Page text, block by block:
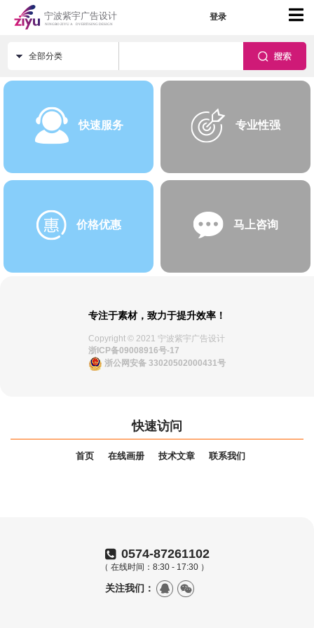
登录
全部分类
快速服务 专业性强
价格优惠 马上咨询
专注于素材，致力于提升效率！
Copyright © 2021 宁波紫宇广告设计
浙ICP备09008916号-17
浙公网安备 33020502000431号
快速访问
首页 在线画册 技术文章 联系我们
0574-87261102
（ 在线时间：8:30 - 17:30 ）
关注我们：